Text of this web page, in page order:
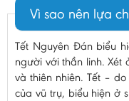
Vì sao nên lựa
Tết Nguyên Đán biểu
người với thần linh.
và thiên nhiên. Tết –
của vũ trụ, biểu hiện ở